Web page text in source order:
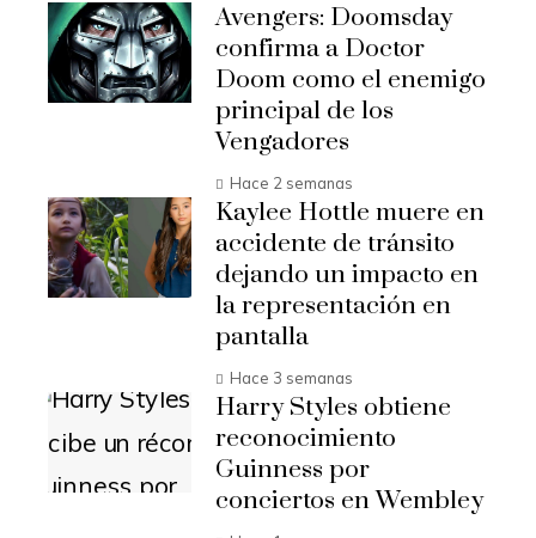
Avengers: Doomsday
confirma a Doctor
Doom como el enemigo
principal de los
Vengadores
Hace 2 semanas
Kaylee Hottle muere en
accidente de tránsito
dejando un impacto en
la representación en
pantalla
Hace 3 semanas
Harry Styles obtiene
reconocimiento
Guinness por
conciertos en Wembley